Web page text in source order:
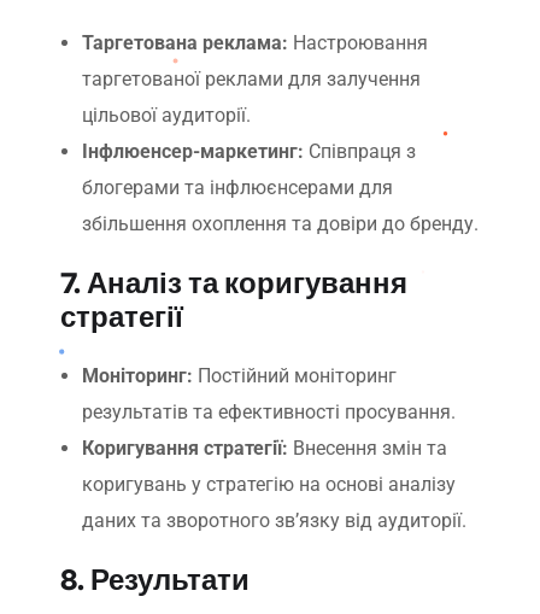
Таргетована реклама: Настроювання
таргетованої реклами для залучення
цільової аудиторії.
Інфлюенсер-маркетинг: Співпраця з
блогерами та інфлюєнсерами для
збільшення охоплення та довіри до бренду.
7. Аналіз та коригування
стратегії
Моніторинг: Постійний моніторинг
результатів та ефективності просування.
Коригування стратегії: Внесення змін та
коригувань у стратегію на основі аналізу
даних та зворотного зв’язку від аудиторії.
8. Результати